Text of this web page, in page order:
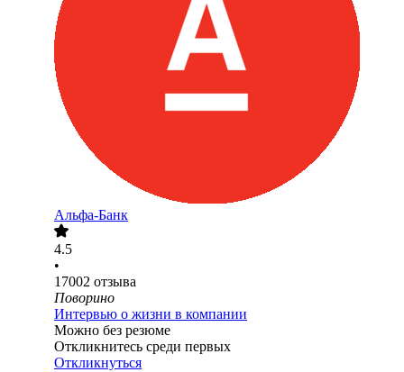
Альфа-Банк
4.5
•
17002 отзыва
Поворино
Интервью о жизни в компании
Можно без резюме
Откликнитесь среди первых
Откликнуться